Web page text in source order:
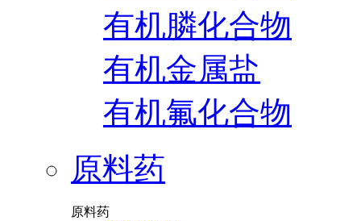
有机膦化合物
有机金属盐
有机氟化合物
原料药
原料药